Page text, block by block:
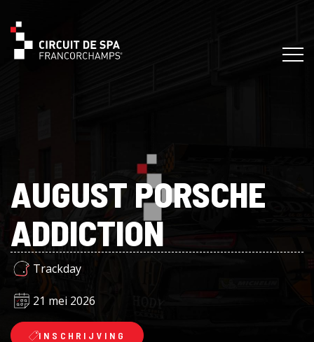
AUGUST PORSCHE
ADDICTION
Trackday
21 mei 2026
INSCHRIJVING